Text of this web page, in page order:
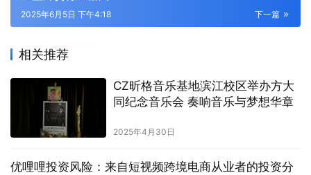
下一篇
2025年6月5日 下午4:18
相关推荐
CZ昕格音乐基地滨江校区举办方大
同纪念音乐会 奏响音乐与梦想华章
2025年4月30日
优哩哩投资风险：来自短视频跨境电商从业者的投资分